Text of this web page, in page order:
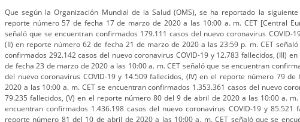
Que según la Organización Mundial de la Salud (OMS), se ha reportado la siguiente información: (I) en reporte número 57 de fecha 17 de marzo de 2020 a las 10:00 a. m. CET [Central European Time Zone] señaló que se encuentran confirmados 179.111 casos del nuevo coronavirus COVID-19 y 7.426 fallecidos, (II) en reporte número 62 de fecha 21 de marzo de 2020 a las 23:59 p. m. CET señaló que se encuentran confirmados 292.142 casos del nuevo coronavirus COVID-19 y 12.783 fallecidos, (III) en reporte número 63 de fecha 23 de marzo de 2020 a las 10:00 a. m. CET señaló que se encuentran confirmados 332.930 casos del nuevo coronavirus COVID-19 y 14.509 fallecidos, (IV) en el reporte número 79 de fecha 8 de abril de 2020 a las 10:00 a. m. CET se encuentran confirmados 1.353.361 casos del nuevo coronavirus COVID-19 y 79.235 fallecidos, (V) en el reporte número 80 del 9 de abril de 2020 a las 10:00 a. m. CET señaló que se encuentran confirmados 1.436.198 casos del nuevo coronavirus COVID-19 y 85.521 fallecidos, (VI) en el reporte número 81 del 10 de abril de 2020 a las 10:00 a. m. CET señaló que se encuentran confirmados 1.521.252 casos del nuevo coronavirus COVID- 19 y 92.798 fallecidos, (VII) en el reporte número 82 del 11 de abril de 2020 a las 10:00 a. m. CET señaló que se encuentran confirmados 1.610.909 casos del nuevo coronavirus COVID-19 y 99.690 muertes, (VIII) en el reporte número 83 del 12 de abril de 2020 a las 10:00 a. m. CET señaló que se encuentran confirmados 1.696.588 casos del nuevo coronavirus COVID-19 y 105.952 fallecidos, (IX) en el reporte número 84 del 13 de abril de 2020 a las 10:00 a. m. CET señaló que se encuentran confirmados 1.773.084 casos del nuevo coronavirus COVID-19 y 111.652 fallecidos, (X) en el reporte número 85 del 14 de abril de 2020 a las 10:00 a. m. CET señaló que se encuentran confirmados 1.844.863 casos del nuevo coronavirus COVID-19 y 117.021 fallecidos, (XI) en el reporte número 86 del 15 de abril de 2020 a las 10:00 a. m. CET señaló que se encuentran confirmados 1.914.916 casos del nuevo coronavirus COVID-19 y 123.010 fallecidos, (XII) en el reporte número 87 del 16 de abril de 2020 a las 10:00 a. m. CEST [Central European Summer Time] señaló que se encuentran confirmados 1.991.562 casos del nuevo coronavirus COVID-19 y 130.885 fallecidos, (XIII) en el reporte número 88 del 17 de abril de 2020 a las 10:00 a. m. CEST señaló que se encuentran confirmados 2.074.529 casos del nuevo coronavirus COVID-19 y 139.378 fallecidos, (XIV) en el reporte número 89 del 18 de abril de 2020 a las 10:00 a. m. CEST señaló que se encuentran confirmados 2.160.207 casos del nuevo coronavirus COVID-19 y 146.088 fallecidos, (XV) en el reporte número 90 del 19 de abril de 2020 a las 10:00 a. m. CEST señaló que se encuentran confirmados 2.241.778 casos del nuevo coronavirus COVID-19 y 152.551 fallecidos, (XVI) en el reporte número 91 del 20 de abril de 2020 a las 10:00 a. m. CEST señaló que se encuentran confirmados 2.314.621 casos del nuevo coronavirus COVID-19 y 157.847 fallecidos y (XVII) en el reporte número 92 del 21 de abril de 2020 a las 10:00 a. m. CEST señaló que se encuentran confirmados 2.397.217 casos del nuevo coronavirus COVID-19 y 162.956 fallecidos, (XVIII) en el reporte número 93 del 22 de abril de 2020 a las 10:00 a. m. CEST señaló que se encuentran confirmados 2.471.136 casos del nuevo coronavirus COVID-19 y 169.006 fallecidos, (XIX) en el reporte número 94 del 23 de abril de 2020 a las 10:00 a. m. CEST señaló que se encuentran confirmados 2.544.792 casos del nuevo coronavirus COVID-19 y 175.694 fallecidos, (XX) en el reporte número 95 del 24 de abril de 2020 a las 10:00 a. m. CEST señaló que se encuentran confirmados 2.626.321 casos del nuevo coronavirus COVID- 19 y 181.938 fallecidos, (XXI) en el reporte número 96 del 25 de abril de 2020 a las 10:00 a. m. CEST señaló que se encuentran confirmados 2.719.896 casos del nuevo coronavirus COVID-19 y 187.705 fallecidos, (XXII) en el reporte número 97 del 26 de abril de 2020 a las 10:00 a. m. CEST señaló que se encuentran confirmados 2.804.796 casos del nuevo coronavirus COVID-19 y 193.710 fallecidos, (XXIII) en el reporte número 98 del 27 de abril de 2020 a las 10:00 a. m. CEST señaló que se encuentren confirmados 2.878.196 casos del nuevo coronavirus COVID-19 y 198.668 fallecidos, (XXIV) en el reporte número 99 del 28 de abril de 2020 a las 10:00 a. m. CEST señaló que se encuentran confirmados 2.954.222 casos del nuevo coronavirus COVID-19 y 202.597 fallecidos, (XXV) en el reporte número 100 del 29 de abril de 2020 a las 10:00 a. m. CEST señaló que se encuentran confirmados 3.018.952 casos del nuevo coronavirus COVID-19 y 207.973 fallecidos, (XXVI) en el reporte número 101 del 30 de abril de 2020 a las 10:00 a. m. CEST señaló que se encuentran confirmados 3.090.445 casos del nuevo coronavirus CÓVID-19 y 217.769 fallecidos, (XXVII) en el reporte número 102 del 1o. de mayo de 2020 a las 10:00 a. m. CEST señaló que se encuentran confirmados 3.175.207 casos del nuevo coronavirus COVID-19 y 224.172 fallecidos, (XXVIII) en el reporte número 103 del 2 de mayo de 2020 a las 3.267.184 casos del nuevo coronavirus COVID-19 y 229.971 fallecidos, (XXIX) en el reporte número 104 del 3 de mayo de 2020 a las 10:00 a. m. CEST señaló que se encuentran confirmados 3.349.786 casos del nuevo coronavirus COVID-19 y 238.628 fallecidos, (XXX) en el reporte número 105 del 4 de mayo de 2020 a las 10:00 a. m. CEST señaló que se encuentran confirmados 3.435.894 casos del nuevo coronavirus COVID-19 y 239.604 fallecidos, (XXXI) en el reporte número 106 del 5 de mayo de 2020 a las 10:00 a. m. CEST señaló que se encuentran confirmados 3.517.345 casos del nuevo coronavirus COVID-19 y 243.401 fallecidos, (XXXII) en el reporte número 107 del 6 de mayo de 2020 a las 10:00 a. m. CEST señaló que se encuentran confirmados 3.588.773 casos del nuevo coronavirus COVID-19 y 247.503 fallecidos, (XXXIII) en el reporte número 108 del 7 de mayo de 2020 a las 10:00 a. m. CEST señaló que se encuentran confirmados 3.672.238 casos del nuevo coronavirus COVID-19 y 254.045 fallecidos, (XXXIV) en el reporte número 109 del 8 de mayo de 2020 a las 10:00 a. m. CEST señaló que se encuentran confirmados 3.759.967 casos del nuevo coronavirus COVID-19 y 259.474 fallecidos, (XXXV) en el reporte número 110 del 9 de mayo de 2020 a las 10:00 a. m..CEST señaló que se encuentran confirmados 3.855.788 casos del nuevo coronavirus COVID-19 y 265.862 fallecidos, (XXXVI) en el reporte número 111 del 10 de mayo de 2020 a las 10:00 a. m. CEST señaló que se encuentran confirmados 3.917.366 casos del nuevo coronavirus COVID-19 y 274.361 fallecidos, (XXXVII) en el reporte número 112 del 11 de mayo de 2020 a las 10:00 a. m. CEST señaló que se encuentran confirmados 4.006.257 casos del nuevo coronavirus COVID-19 y 278.892 fallecidos, (XXXVIII) en el reporte número 113 del 12 de mayo de 2020 a las 10:00 a. m. CEST señaló que se encuentran confirmados 4.088.848 casos del nuevo coronavirus COVID-19 y 283.153 fallecidos, (XXXIX) en el reporte número 114 del 13 de mayo de 2020 a las 10:00 a. m. CEST señaló que se encuentran confirmados 4.170.424 casos del nuevo coronavirus COVID-19 y 287.399 fallecidos, (XL) en el reporte número 115 del 14 de mayo de 2020 a las 10:00 a. m. CEST señaló que se encuentran confirmados 4.248.389 casos del nuevo coronavirus COVID-19 y 294.046 fallecidos, (XLI) en el reporte número 116 del 15 de mayo de 2020 a las 10:00 a. m. CEST señaló que se encuentran confirmados 4.338.658 casos del nuevo coronavirus COVID-19 y 297.119 fallecidos, (XLII) en el reporte número 117 del 16 de mayo de 2020 a las 10:00 a. m. CEST señaló que se encuentran confirmados 4.425.485 casos del nuevo coronavirus COVID-19 y 302.059 fallecidos, (XLIII) en el reporte número 118 del 17 de mayo de 2020 a las 10:00 a. m. CEST señaló que se encuentran confirmados 4.525.497 casos del nuevo coronavirus COVID-19 y 307.395 fallecidos, (XLIV) en el reporte número 119 del 18 de mayo de 2020 a las 10:00 a. m. CEST señaló que se encuentran confirmados 4.618.821 casos del nuevo coronavirus COVID-19 y 311.847